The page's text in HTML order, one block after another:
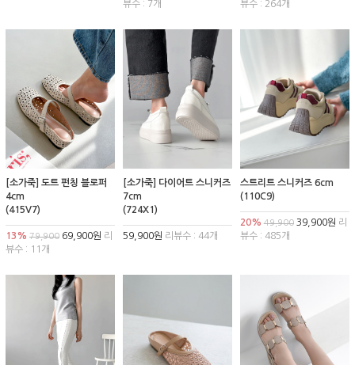
뷰수 : 7개
뷰수 : 264개
[소가죽] 도트 펀칭 블로퍼
4cm
(415V7)
13% 79,900 69,900원 리
뷰수 : 11개
[소가죽] 다이어트 스니커즈
7cm
(724X1)
59,900원 리뷰수 : 44개
스트리트 스니커즈 6cm
(110C9)
20% 49,90039,900원 리
뷰수 : 485개